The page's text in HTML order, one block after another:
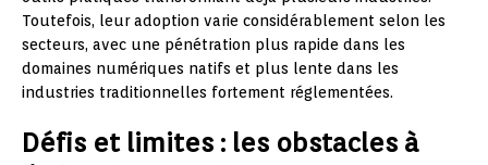
Toutefois, leur adoption varie considérablement selon les
secteurs, avec une pénétration plus rapide dans les
domaines numériques natifs et plus lente dans les
industries traditionnelles fortement réglementées.
Défis et limites : les obstacles à